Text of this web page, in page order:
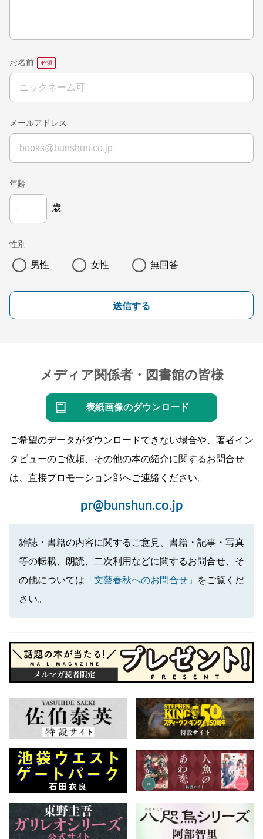
お名前
メールアドレス
年齢
歳
性別
男性 女性 無回答
送信する
メディア関係者・図書館の皆様
表紙画像のダウンロード
ご希望のデータがダウンロードできない場合や、著者イン
タビューのご依頼、その他の本の紹介に関するお問合せ
は、直接プロモーション部へご連絡ください。
pr@bunshun.co.jp
雑誌・書籍の内容に関するご意見、書籍・記事・写真
等の転載、朗読、二次利用などに関するお問合せ、そ
の他については 「文藝春秋へのお問合せ」
をご覧くだ
さい。